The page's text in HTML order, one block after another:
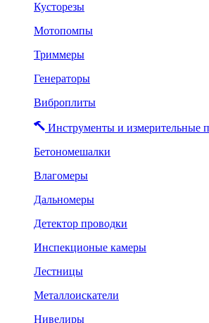
Кусторезы
Мотопомпы
Триммеры
Генераторы
Виброплиты
Инструменты и измерительные
Бетономешалки
Влагомеры
Дальномеры
Детектор проводки
Инспекционые камеры
Лестницы
Металлоискатели
Нивелиры